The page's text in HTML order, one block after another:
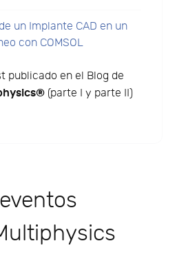
un Implante CAD en un
con COMSOL
publicado en el Blog de
(parte I y parte II)